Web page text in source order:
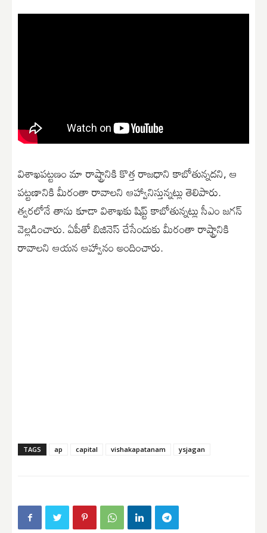
విశాఖపట్టణం మా రాష్ట్రానికి కొత్త రాజధాని కాబోతున్నదని, ఆ
పట్టణానికి మీరంతా రావాలని ఆహ్వానిస్తున్నట్లు తెలిపారు.
త్వరలోనే తాను కూడా విశాఖకు షిప్ట్ కాబోతున్నట్లు సీఎం జగన్
వెల్లడించారు. ఏపీతో బిజినెస్ చేసేందుకు మీరంతా రాష్ట్రానికి
రావాలని ఆయన ఆహ్వానం అందించారు.
TAGS ap capital vishakapatanam ysjagan